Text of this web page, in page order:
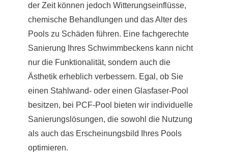
der Zeit können jedoch Witterungseinflüsse,
chemische Behandlungen und das Alter des
Pools zu Schäden führen. Eine fachgerechte
Sanierung Ihres Schwimmbeckens kann nicht
nur die Funktionalität, sondern auch die
Ästhetik erheblich verbessern. Egal, ob Sie
einen Stahlwand- oder einen Glasfaser-Pool
besitzen, bei PCF-Pool bieten wir individuelle
Sanierungslösungen, die sowohl die Nutzung
als auch das Erscheinungsbild Ihres Pools
optimieren.